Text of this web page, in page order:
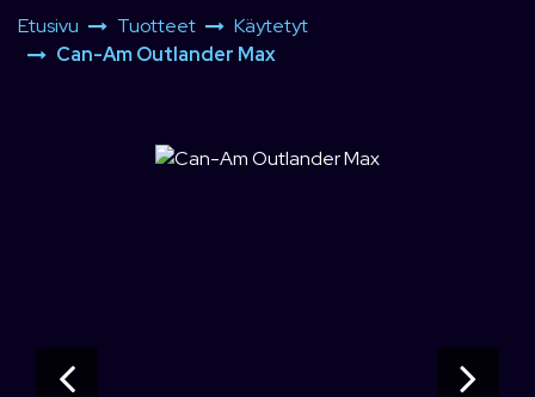
Etusivu Tuotteet
Käytetyt
Can-Am Outlander Max